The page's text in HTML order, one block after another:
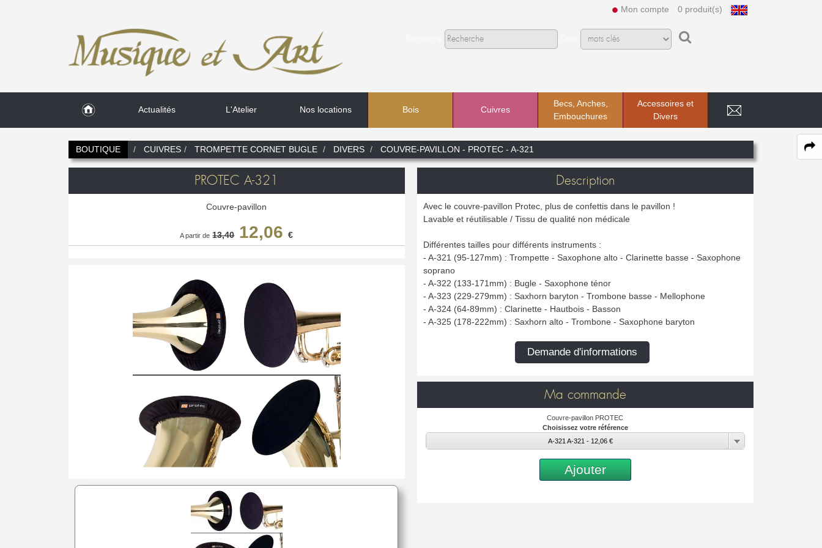
Mon compte 0 produit(s)
Actualités L'Atelier Nos locations Bois Cuivres
Becs, Anches,
Embouchures
Accessoires et
Divers
Recherche
BOUTIQUE CUIVRES TROMPETTE CORNET BUGLE DIVERS COUVRE-PAVILLON - PROTEC - A-321
PROTEC A-321
Couvre-pavillon
A partir de 13,40 12,06 €
Description
Avec le couvre-pavillon Protec, plus de confettis dans le pavillon !
Lavable et réutilisable / Tissu de qualité non médicale
Différentes tailles pour différents instruments :
- A-321 (95-127mm) : Trompette - Saxophone alto - Clarinette basse - Saxophone
soprano
- A-322 (133-171mm) : Bugle - Saxophone ténor
- A-323 (229-279mm) : Saxhorn baryton - Trombone basse - Mellophone
- A-324 (64-89mm) : Clarinette - Hautbois - Basson
- A-325 (178-222mm) : Saxhorn alto - Trombone - Saxophone baryton
Demande d'informations
Ma commande
Couvre-pavillon PROTEC
Choisissez votre référence
A-321 A-321 - 12,06 €
Ajouter